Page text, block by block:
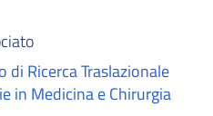
di Ricerca Traslazionale
in Medicina e Chirurgia